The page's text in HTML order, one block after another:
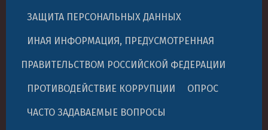
ЗАЩИТА ПЕРСОНАЛЬНЫХ ДАННЫХ
ИНАЯ ИНФОРМАЦИЯ, ПРЕДУСМОТРЕННАЯ
ПРАВИТЕЛЬСТВОМ РОССИЙСКОЙ ФЕДЕРАЦИИ
ПРОТИВОДЕЙСТВИЕ КОРРУПЦИИ ОПРОС
ЧАСТО ЗАДАВАЕМЫЕ ВОПРОСЫ